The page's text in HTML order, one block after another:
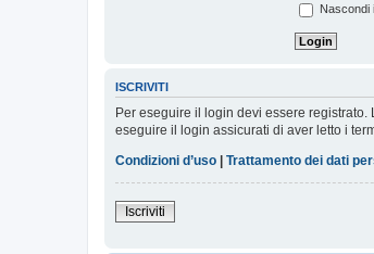
Nascondi
ISCRIVITI
Per eseguire il login devi essere
eseguire il login assicurati di aver letto i
Condizioni d’uso | Trattamento dei dati
Iscriviti